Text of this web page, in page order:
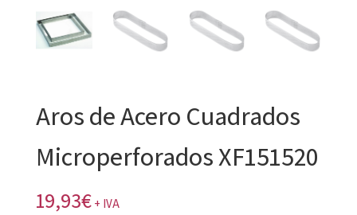
Aros de Acero Cuadrados
Microperforados XF151520
19,93€ + IVA